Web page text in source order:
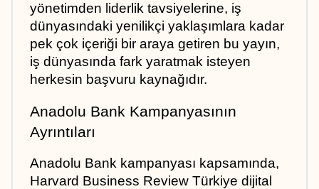
yönetimden liderlik tavsiyelerine, iş
dünyasındaki yenilikçi yaklaşımlara kadar
pek çok içeriği bir araya getiren bu yayın,
iş dünyasında fark yaratmak isteyen
herkesin başvuru kaynağıdır.
Anadolu Bank Kampanyasının
Ayrıntıları
Anadolu Bank kampanyası kapsamında,
Harvard Business Review Türkiye dijital